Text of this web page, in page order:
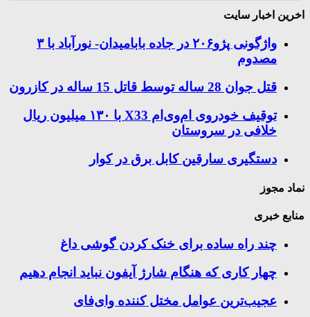
اخرین اخبار سایت
واژگونی پژو۲۰۶ در جاده بابامیدان- نورآباد با ۳
مصدوم
قتل جوان 28 ساله توسط قاتل 15 ساله در کازرون
توقیف خودروی ام‌وی‌ام X33 با ۱۳۰ میلیون ریال
خلافی در سروستان
دستگیری سارقین کابل برق در کوار
نماد مجوز
منابع خبری
چند راه‌ ساده برای خنک کردن گوشی داغ
چهار کاری که هنگام شارژ آیفون نباید انجام دهیم
عجیب‌ترین عوامل مختل کننده وای‌فای